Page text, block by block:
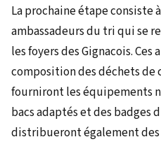
La prochaine étape consiste
ambassadeurs du tri qui se
les foyers des Gignacois.
composition des déchets de
fourniront les équipements
bacs adaptés et des badges
distribueront également